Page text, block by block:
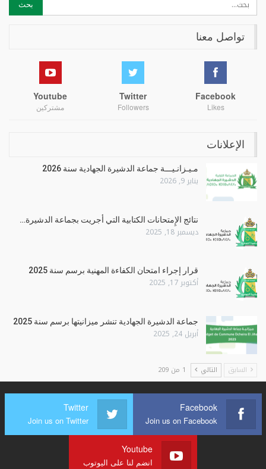
تواصل معنا
Facebook
Likes
Twitter
Followers
Youtube
مشتركين
الإعلانات
مـيـزانـيـــة جماعة الدشيرة الجهادية سنة 2026
يناير 9, 2026
نتائج الإِمتحانات الكتابية التي أجريت بجماعة الدشيرة…
ديسمبر 18, 2025
قرار إجراء امتحان الكفاءة المهنية برسم سنة 2025
أكتوبر 17, 2025
جماعة الدشيرة الجهادية تنشر ميزانيتها برسم سنة 2025
أبريل 24, 2025
السابق التالي 1 من 209
Facebook
Join us on Facebook
Twitter
Join us on Twitter
Youtube
انضم لنا على اليوتوب